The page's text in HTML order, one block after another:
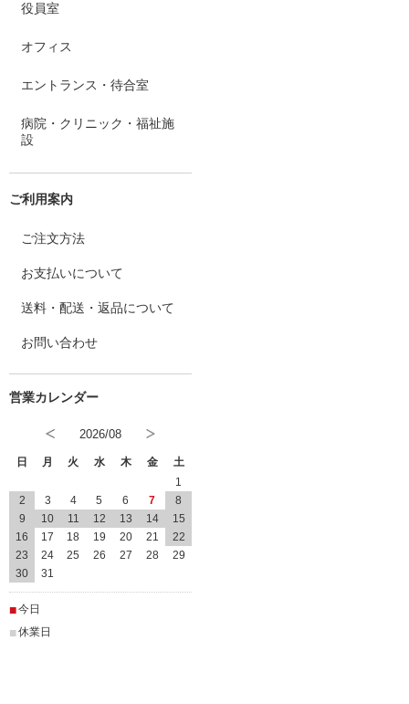
役員室
オフィス
エントランス・待合室
病院・クリニック・福祉施
設
ご利用案内
ご注文方法
お支払いについて
送料・配送・返品について
お問い合わせ
2026/08
日 月 火 水 木 金
土
1
2
3 4 5 6 7
8
9
10 11 12 13 14
15
16
17 18 19 20 21
22
23
24 25 26 27 28
29
30
31
■今日
■休業日